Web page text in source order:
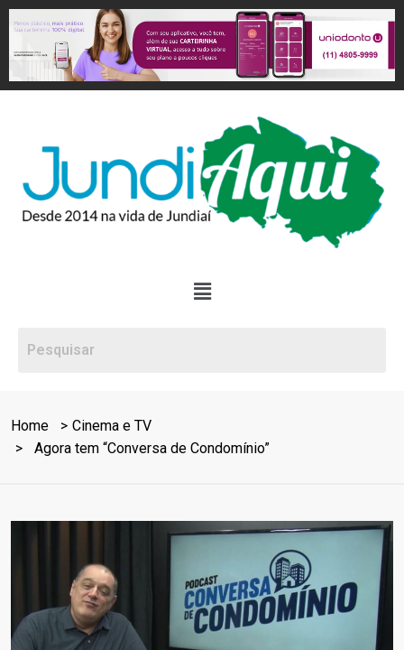
Home
Cinema e TV
Agora tem “Conversa de Condomínio”